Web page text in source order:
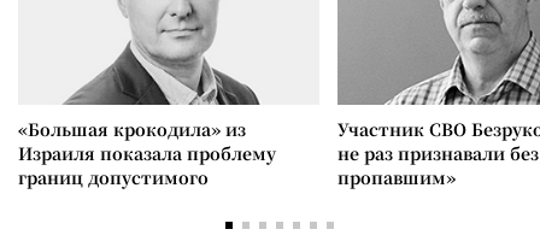
«Большая крокодила» из
Израиля показала проблему
границ допустимого
Участник СВО
не раз признавали
пропавшим»